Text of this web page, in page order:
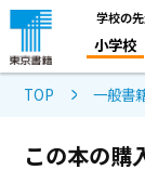
学校の
小学校
TOP 一般書
この本の購